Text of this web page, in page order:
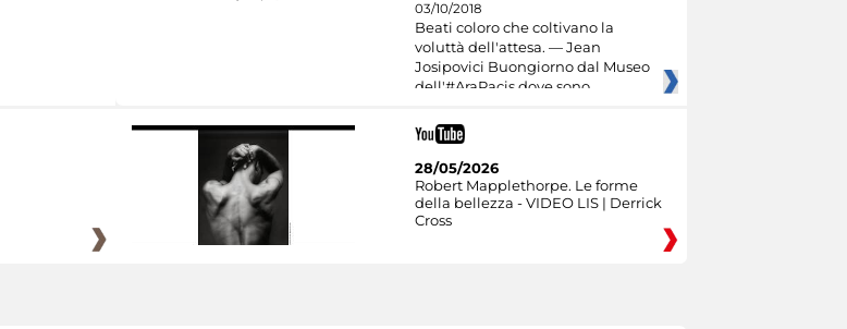
03/10/2018
Beati coloro che coltivano la
voluttà dell'attesa. — Jean
Josipovici Buongiorno dal Museo
dell'#AraPacis dove sono
28/05/2026
Robert Mapplethorpe. Le forme
della bellezza - VIDEO LIS | Derrick
Cross